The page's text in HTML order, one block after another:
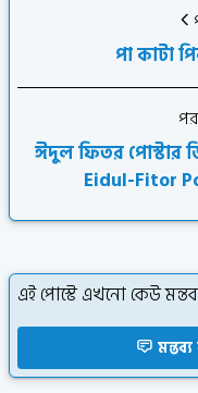
পা কাটা
ঈদুল ফিতর পোস্টার
Eidul-Fitor
এই পোস্টে এখনো কেউ